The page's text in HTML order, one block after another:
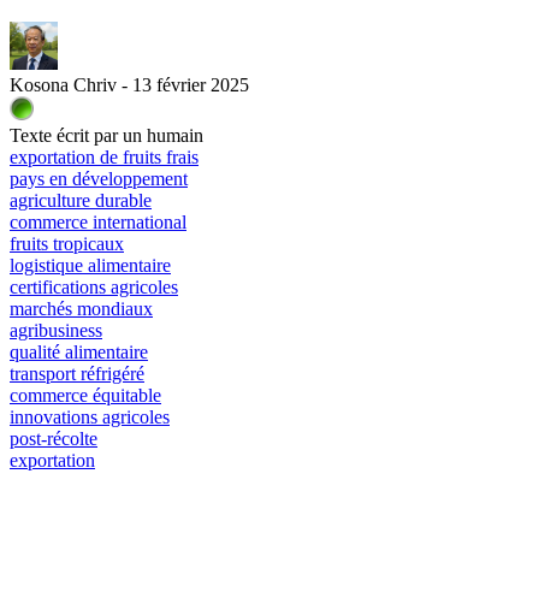
Kosona Chriv - 13 février 2025
Texte écrit par un humain
exportation de fruits frais
pays en développement
agriculture durable
commerce international
fruits tropicaux
logistique alimentaire
certifications agricoles
marchés mondiaux
agribusiness
qualité alimentaire
transport réfrigéré
commerce équitable
innovations agricoles
post‐récolte
exportation